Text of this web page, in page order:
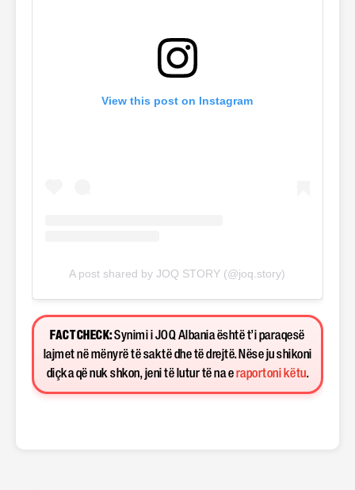
View this post on Instagram
A post shared by JOQ STORY (@joq.story)
FACT CHECK:Synimi i JOQ Albania është t’i paraqesë
lajmet në mënyrë të saktë dhe të drejtë. Nëse ju shikoni
diçka që nuk shkon, jeni të lutur të na e raportoni këtu.